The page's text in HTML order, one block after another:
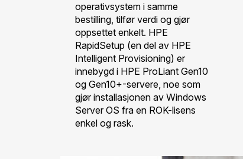
operativsystem i samme
bestilling, tilfør verdi og gjør
oppsettet enkelt. HPE
RapidSetup (en del av HPE
Intelligent Provisioning) er
innebygd i HPE ProLiant Gen10
og Gen10+-servere, noe som
gjør installasjonen av Windows
Server OS fra en ROK-lisens
enkel og rask.